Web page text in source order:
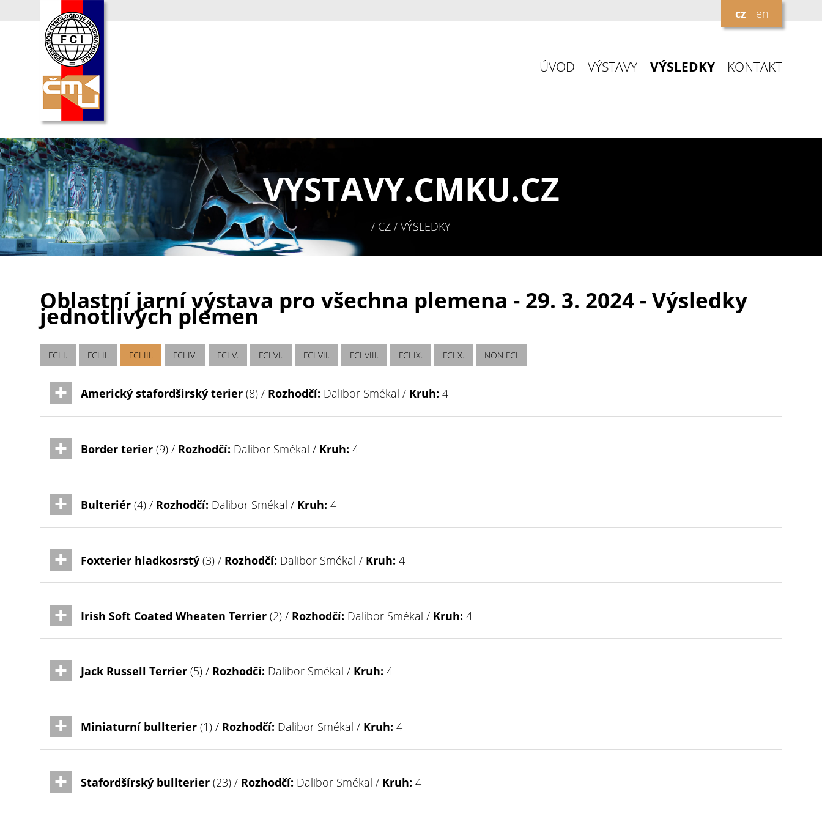
cz en
ÚVOD VÝSTAVY VÝSLEDKY KONTAKT
VYSTAVY.CMKU.CZ
/ CZ / VÝSLEDKY
Oblastní jarní výstava pro všechna plemena - 29. 3. 2024 - Výsledky
jednotlivých plemen
FCI I. FCI II. FCI III. FCI IV. FCI V. FCI VI. FCI VII. FCI VIII. FCI IX. FCI X. NON FCI
Americký stafordširský terier (8) / Rozhodčí: Dalibor Smékal / Kruh: 4
Border terier (9) / Rozhodčí: Dalibor Smékal / Kruh: 4
Bulteriér (4) / Rozhodčí: Dalibor Smékal / Kruh: 4
Foxterier hladkosrstý (3) / Rozhodčí: Dalibor Smékal / Kruh: 4
Irish Soft Coated Wheaten Terrier (2) / Rozhodčí: Dalibor Smékal / Kruh: 4
Jack Russell Terrier (5) / Rozhodčí: Dalibor Smékal / Kruh: 4
Miniaturní bullterier (1) / Rozhodčí: Dalibor Smékal / Kruh: 4
Stafordšírský bullterier (23) / Rozhodčí: Dalibor Smékal / Kruh: 4